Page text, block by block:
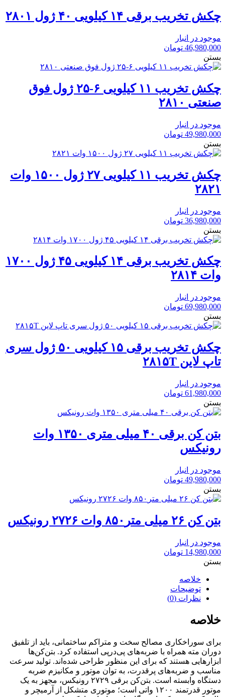
چکش تخریب برقی ۱۴ کیلویی ۴۰ ژول ۲۸۰۱
موجود در انبار
46,980,000 تومان
بستن
چکش تخریب ۱۱ کیلویی ۶-۲۵ ژول فوق
صنعتی ۲۸۱۰
موجود در انبار
49,980,000 تومان
بستن
چکش تخریب ۱۱ کیلویی ۲۷ ژول ۱۵۰۰ وات
۲۸۲۱
موجود در انبار
36,980,000 تومان
بستن
چکش تخریب برقی ۱۴ کیلویی ۴۵ ژول ۱۷۰۰
وات ۲۸۱۴
موجود در انبار
69,980,000 تومان
بستن
چکش تخریب برقی ۱۵ کیلویی ۵۰ ژول سری
تاپ لاین ۲۸۱۵T
موجود در انبار
61,980,000 تومان
بستن
بتن کن برقی ۴۰ میلی متری ۱۳۵۰ وات
رونیکس
موجود در انبار
49,980,000 تومان
بستن
بتن کن ۲۶ میلی متر۸۵۰ وات ۲۷۲۶ رونیکس
موجود در انبار
14,980,000 تومان
بستن
خلاصه
توضیحات
نظرات (0)
خلاصه
برای سوراخکاری مصالح سخت و متراکم ساختمانی، باید از تلفیق
دوران مته همراه با ضربه‌های پی‌درپی استفاده کرد. بتن‌کن‌ها
ابزارهایی هستند که برای این منظور طراحی شده‌اند. تولید سرعت
مناسب و ضربه‌های پرقدرت، به توان موتور و مکانیزم ضربه
دستگاه وابسته است. بتن‌‌کن برقی ۲۷۲۹ رونیکس، مجهز به یک
موتور قدرتمند ۱۲۰۰ واتی است؛ موتوری متشکل از آرمیچر و